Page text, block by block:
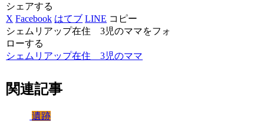
シェアする
X Facebook はてブ LINE コピー
シェムリアップ在住 3児のママをフォ
ローする
シェムリアップ在住 3児のママ
関連記事
遺跡